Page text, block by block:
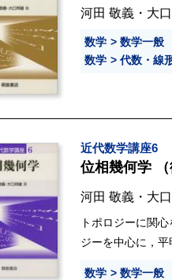
河田 敬義 ・ 大
数学
数学一般
数学
代数・線
近代数学講座6
位相幾何学 （
河田 敬義 ・ 大
トポロジーに関
ジーを中心に，平
数学
数学一般